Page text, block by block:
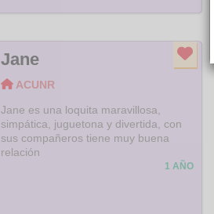
y necesita unos minutos para sentirse
muy especial de vencer el miedo en
lugar de esconderse o enfadarse,
cierra los ojitos, se deja acariciar… y,
casi sin darte cuenta, empieza a
caricia..Es una gatita buenísima, de
carácter noble y extremadamente
dulce. Nunca ha tenido un bufido ni un
mal gesto. Solo necesita un poco de
paciencia para descubrir que está a
Jane
ACUNR
Jane es una loquita maravillosa,
simpática, juguetona y divertida, con
sus compañeros tiene muy buena
relación
1 AÑO